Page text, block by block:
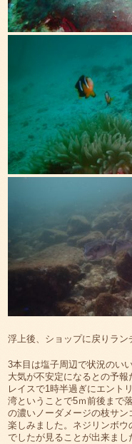
浮上後、ショップに戻りラン
3本目は塩子周辺で状況のい
大気が不安定になるとの予
レイスで1時半過ぎにエント
湾ということで5ｍ前後まで
の濃いノーダメージの枝サ
楽しみました。ネジリンボ
でしたが見ることが出来まし